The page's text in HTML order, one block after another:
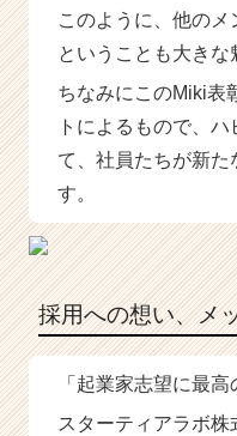
このように、他の
ということも大きな
ちなみにこのMiki表
トによるもので、
て、社員たちが新た
す。
採用への想い、メ
「起業家志望に最
スターティアラボ